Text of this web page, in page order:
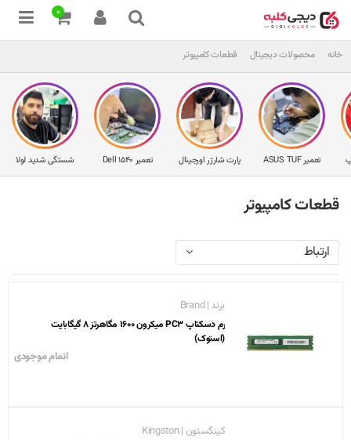
0
خانه محصولات دیجیتال قطعات کامپیوتر
شستگی شدید لولا تعمیر Dell 1540 پارت شارژر اورجینال تعمیر ASUS TUF
قطعات کامپیوتر
ارتباط
برند | Brand
رم دسکتاپ PC3 میکرون 1600 مگاهرتز 8 گیگابایت
(استوک)
اتمام موجودی
کینگستون | Kingston